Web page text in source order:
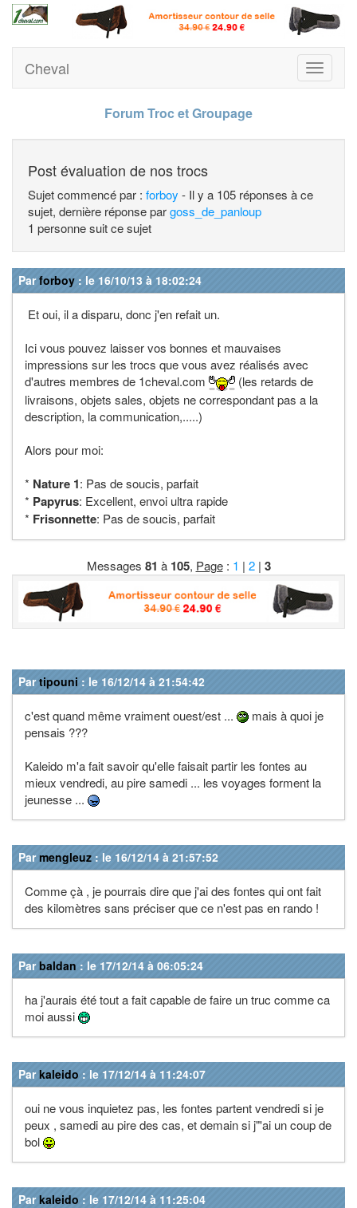
Toggle
Cheval
Forum Troc et Groupage
Post évaluation de nos trocs
Sujet commencé par : forboy - Il y a 105 réponses à ce
sujet, dernière réponse pargoss_de_panloup
1 personne suit ce sujet
Parforboy : le 16/10/13 à 18:02:24
Et oui, il a disparu, donc j'en refait un.
Ici vous pouvez laisser vos bonnes et mauvaises
impressions sur les trocs que vous avez réalisés avec
d'autres membres de 1cheval.com
(les retards de
livraisons, objets sales, objets ne correspondant pas a la
description, la communication,.....)
Alors pour moi:
* Nature 1: Pas de soucis, parfait
* Papyrus: Excellent, envoi ultra rapide
* Frisonnette: Pas de soucis, parfait
Messages 81 à 105, Page: 1 | 2| 3
Partipouni : le 16/12/14 à 21:54:42
c'est quand même vraiment ouest/est ...
mais à quoi je
pensais ???
Kaleido m'a fait savoir qu'elle faisait partir les fontes au
mieux vendredi, au pire samedi ... les voyages forment la
jeunesse ...
Parmengleuz : le 16/12/14 à 21:57:52
Comme çà , je pourrais dire que j'ai des fontes qui ont fait
des kilomètres sans préciser que ce n'est pas en rando !
Parbaldan : le 17/12/14 à 06:05:24
ha j'aurais été tout a fait capable de faire un truc comme ca
moi aussi
Parkaleido : le 17/12/14 à 11:24:07
oui ne vous inquietez pas, les fontes partent vendredi si je
peux , samedi au pire des cas, et demain si j"'ai un coup de
bol
Parkaleido : le 17/12/14 à 11:25:04